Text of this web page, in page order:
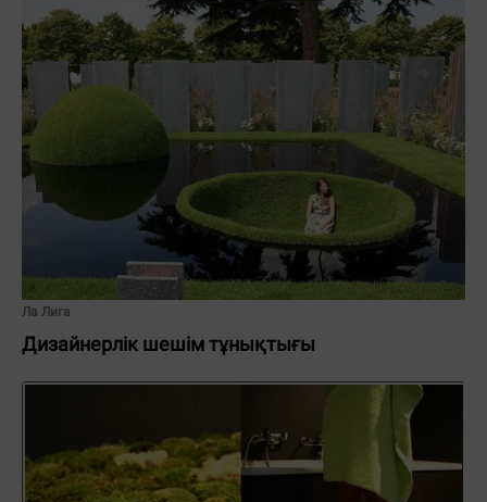
Ла Лига
Дизайнерлік шешім тұнықтығы